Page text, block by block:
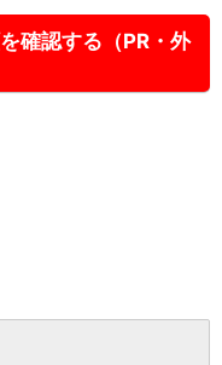
確認する（PR・外